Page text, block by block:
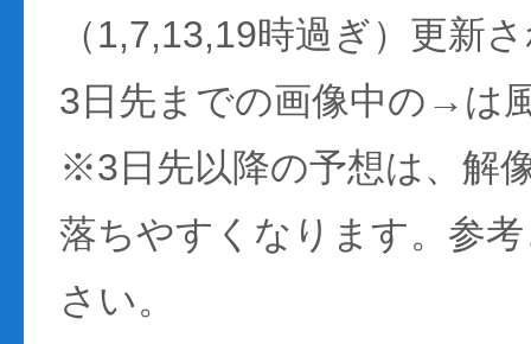
（1,7,13,19時過ぎ）更新
3日先までの画像中の→は
※3日先以降の予想は、解
落ちやすくなります。参
さい。